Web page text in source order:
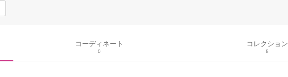
コーディネート
0
コレクション
8